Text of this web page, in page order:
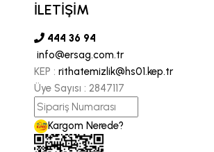
şirketimiz Ersağ' a
inancımızı
fazla enerjiyle
İLETİŞİM
444 36 94
info@ersag.com.tr
KEP : rithatemizlik@hs01.kep.tr
Üye Sayısı : 2847117
Kargom Nerede?